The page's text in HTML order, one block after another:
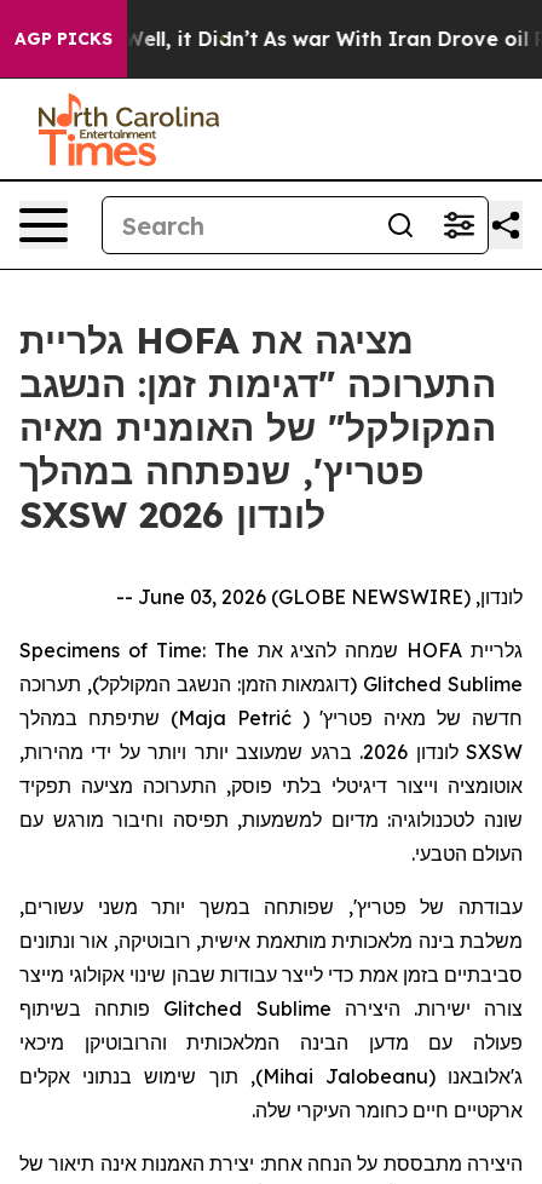
AGP PICKS
40%. Well, it Didn’t As war With Iran Drove oil
גלריית HOFA מציגה את
התערוכה "דגימות זמן: הנשגב
המקולקל" של האומנית מאיה
פטריץ', שנפתחה במהלך
SXSW לונדון 2026
לונדון, June 03, 2026 (GLOBE NEWSWIRE) --
גלריית HOFA שמחה להציג את Specimens of Time: The
Glitched Sublime (דוגמאות הזמן: הנשגב המקולקל), תערוכה
חדשה של מאיה פטריץ'
(
Maja Petrić
) שתיפתח במהלך
SXSW
לונדון 2026. ברגע שמעוצב יותר ויותר על ידי מהירות,
אוטומציה וייצור דיגיטלי בלתי פוסק, התערוכה מציעה תפקיד
שונה לטכנולוגיה: מדיום למשמעות, תפיסה וחיבור מורגש עם
העולם הטבעי.
עבודתה של פטריץ', שפותחה במשך יותר משני עשורים,
משלבת בינה מלאכותית מותאמת אישית, רובוטיקה, אור ונתונים
סביבתיים בזמן אמת כדי לייצר עבודות שבהן שינוי אקולוגי מייצר
צורה ישירות. היצירה Glitched Sublime פותחה בשיתוף
פעולה עם מדען הבינה המלאכותית והרובוטיקן
מיכאי
ג'אלובאנו (
Mihai Jalobeanu
), תוך שימוש בנתוני אקלים
ארקטיים חיים כחומר העיקרי שלה.
היצירה מתבססת על הנחה אחת: יצירת האמנות אינה תיאור של